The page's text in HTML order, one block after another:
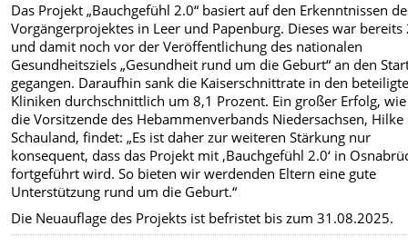
Das Projekt „Bauchgefühl 2.0“ basiert auf den Erkenntnissen
Vorgängerprojektes in Leer und Papenburg. Dieses war bereits
und damit noch vor der Veröffentlichung des nationalen
Gesundheitsziels „Gesundheit rund um die Geburt“ an den
gegangen. Daraufhin sank die Kaiserschnittrate in den
Kliniken durchschnittlich um 8,1 Prozent. Ein großer Erfolg,
die Vorsitzende des Hebammenverbands Niedersachsen, Hilke
Schauland, findet: „Es ist daher zur weiteren Stärkung nur
konsequent, dass das Projekt mit ‚Bauchgefühl 2.0‘ in
fortgeführt wird. So bieten wir werdenden Eltern eine gute
Unterstützung rund um die Geburt.“
Die Neuauflage des Projekts ist befristet bis zum 31.08.2025.